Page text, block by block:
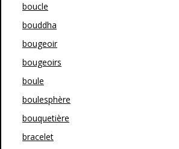
boucle
bouddha
bougeoir
bougeoirs
boule
boulesphère
bouquetière
bracelet